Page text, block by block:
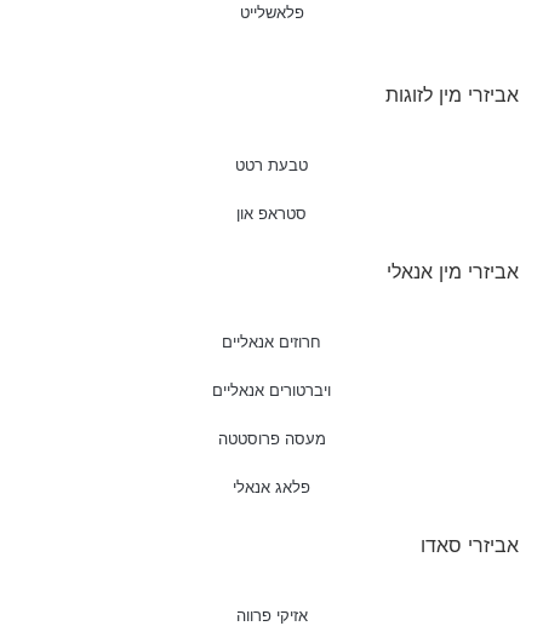
פלאשלייט
אביזרי מין לזוגות
טבעת רטט
סטראפ און
אביזרי מין אנאלי
חרוזים אנאליים
ויברטורים אנאליים
מעסה פרוסטטה
פלאג אנאלי
אביזרי סאדו
אזיקי פרווה